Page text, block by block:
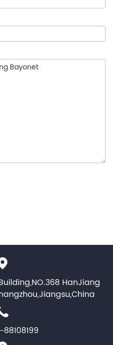
HanJiang